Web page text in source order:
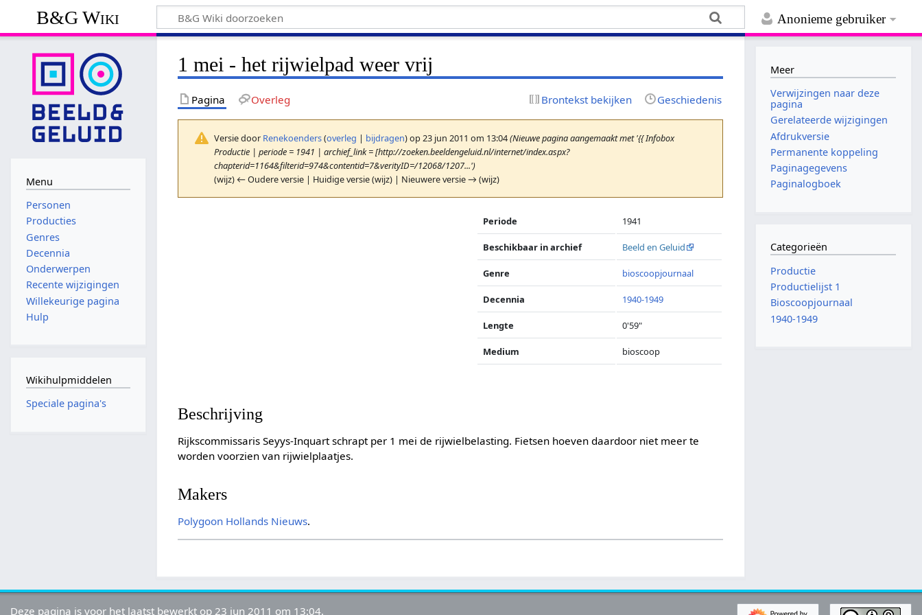
Anonieme gebruiker
B&G Wiki
1 mei - het rijwielpad weer vrij
Pagina Overleg Brontekst bekijken Geschiedenis
Versie door Renekoenders(overleg | bijdragen)op 23 jun 2011 om 13:04(Nieuwe pagina aangemaakt met '{{ Infobox
Productie | periode = 1941 | archief_link = [http://zoeken.beeldengeluid.nl/internet/index.aspx?
chapterid=1164&filterid=974&contentid=7&verityID=/12068/1207...')
(wijz) ← Oudere versie | Huidige versie (wijz) | Nieuwere versie → (wijz)
Periode 1941
Beschikbaar in archief Beeld en Geluid
Genre bioscoopjournaal
Decennia 1940-1949
Lengte 0'59"
Medium bioscoop
Beschrijving
Rijkscommissaris Seyys-Inquart schrapt per 1 mei de rijwielbelasting. Fietsen hoeven daardoor niet meer te
worden voorzien van rijwielplaatjes.
Makers
Polygoon Hollands Nieuws.
Menu
Personen
Producties
Genres
Decennia
Onderwerpen
Recente wijzigingen
Willekeurige pagina
Hulp
Wikihulpmiddelen
Speciale pagina's
Meer
Verwijzingen naar deze
pagina
Gerelateerde wijzigingen
Afdrukversie
Permanente koppeling
Paginagegevens
Paginalogboek
Categorieën
Productie
Productielijst 1
Bioscoopjournaal
1940-1949
Deze pagina is voor het laatst bewerkt op 23 jun 2011 om 13:04.